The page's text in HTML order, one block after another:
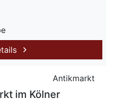
Antikmarkt
im Kölner